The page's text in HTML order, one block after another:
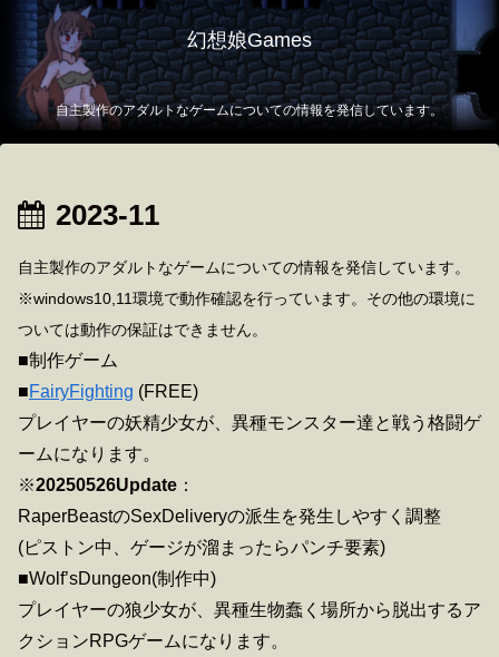
幻想娘Games
自主製作のアダルトなゲームについての情報を発信しています。
2023-11
自主製作のアダルトなゲームについての情報を発信しています。
※windows10,11環境で動作確認を行っています。その他の環境に
ついては動作の保証はできません。
■制作ゲーム
■FairyFighting (FREE)
プレイヤーの妖精少女が、異種モンスター達と戦う格闘ゲ
ームになります。
※20250526Update ：
RaperBeastのSexDeliveryの派生を発生しやすく調整
(ピストン中、ゲージが溜まったらパンチ要素)
■Wolf’sDungeon(制作中)
プレイヤーの狼少女が、異種生物蠢く場所から脱出するア
クションRPGゲームになります。